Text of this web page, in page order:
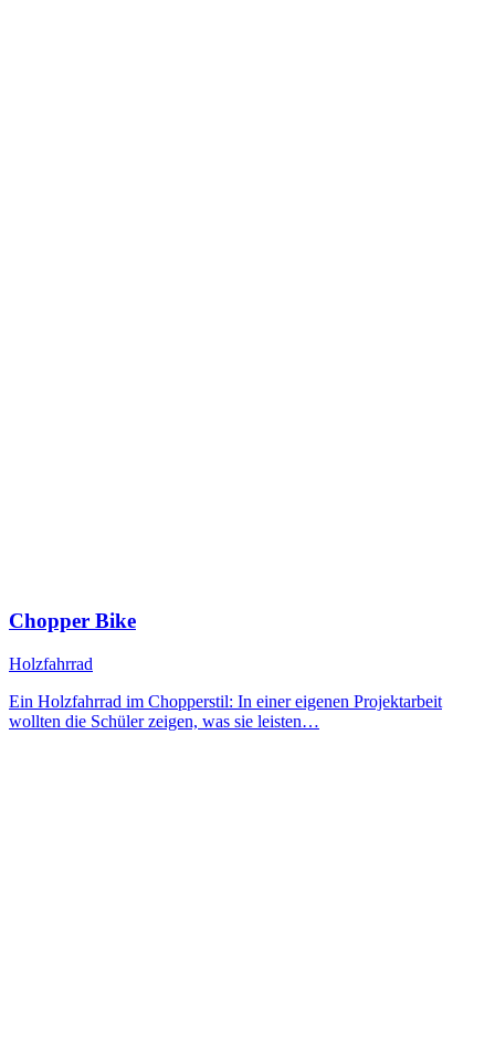
Chopper Bike
Holzfahrrad
Ein Holzfahrrad im Chopperstil: In einer eigenen Projektarbeit
wollten die Schüler zeigen, was sie leisten…